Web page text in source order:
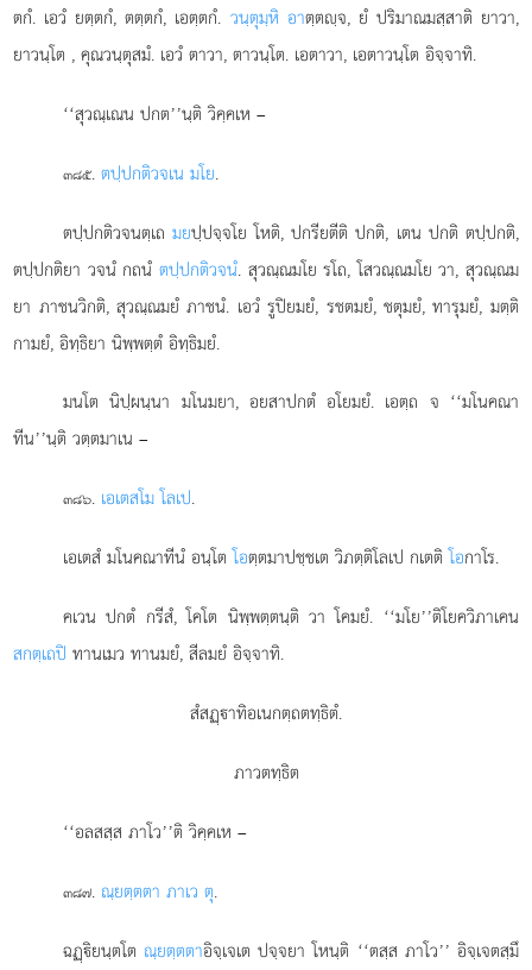
ตกํ. เอวํ ยตฺตกํ, ตตฺตกํ, เอตฺตกํ. วนฺตุมฺหิ อาตฺตฺจ, ยํ ปริมาณมสฺสาติ ยาวา,
ยาวนฺโต , คุณวนฺตุสมํ. เอวํ ตาวา, ตาวนฺโต. เอตาวา, เอตาวนฺโต อิจฺจาทิ.
‘‘สุวณฺเณน ปกต’’นฺติ วิคฺคเห –
๓๘๕.ตปฺปกติวจเน มโย.
ตปฺปกติวจนตฺเถมยปฺปจฺจโย โหติ, ปกรียตีติ ปกติ, เตน ปกติ ตปฺปกติ,
ตปฺปกติยา วจนํ กถนํ ตปฺปกติวจนํ. สุวณฺณมโย รโถ, โสวณฺณมโย วา, สุวณฺณม
ยา ภาชนวิกติ, สุวณฺณมยํ ภาชนํ. เอวํ รูปิยมยํ, รชตมยํ, ชตุมยํ, ทารุมยํ, มตฺติ
กามยํ, อิทฺธิยา นิพฺพตฺตํ อิทฺธิมยํ.
มนโต นิปฺผนฺนา มโนมยา, อยสาปกตํ อโยมยํ. เอตฺถ จ ‘‘มโนคณา
ทีน’’นฺติ วตฺตมาเน –
๓๘๖. เอเตสโม โลเป.
เอเตสํ มโนคณาทีนํ อนฺโตโอตฺตมาปชฺชเต วิภตฺติโลเป กเตติโอกาโร.
คเวน ปกตํ กรีสํ, โคโต นิพฺพตฺตนฺติ วา โคมยํ. ‘‘มโย’’ติโยควิภาเคน
สกตฺเถปิ ทานเมว ทานมยํ, สีลมยํ อิจฺจาทิ.
สํสฏฺาทิอเนกตฺถตทฺธิตํ.
ภาวตทฺธิต
‘‘อลสสฺสภาโว’’ติ วิคฺคเห –
๓๘๗.ณฺยตฺตตา ภาเว ตุ.
ฉฏฺิยนฺตโตณฺยตฺตตาอิจฺเจเต ปจฺจยา โหนฺติ ‘‘ตสฺส ภาโว’’ อิจฺเจตสฺมึ